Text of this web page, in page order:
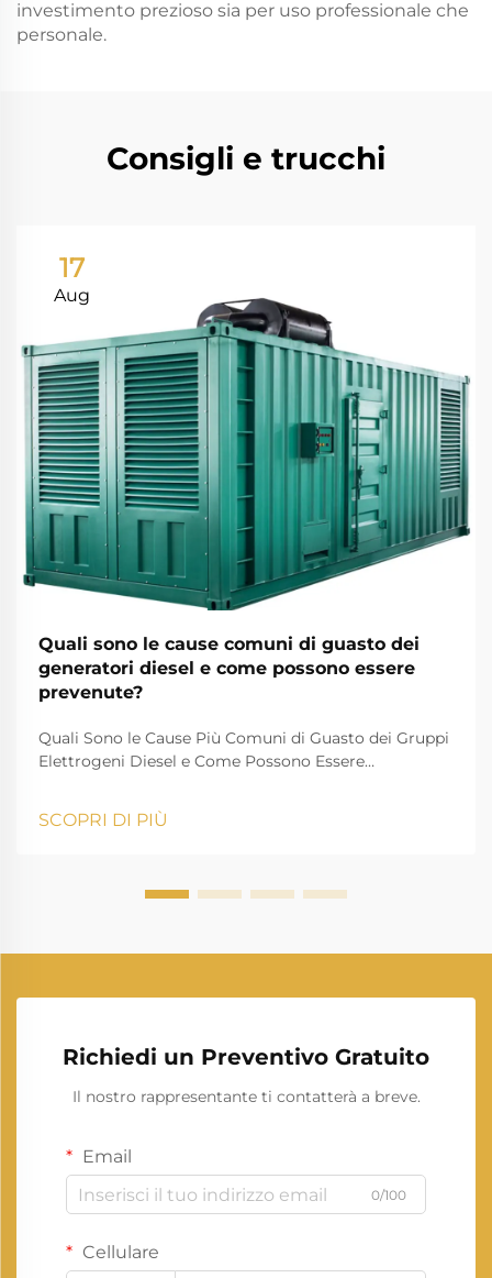
investimento prezioso sia per uso professionale che
personale.
Consigli e trucchi
17
Aug
Quali sono le cause comuni di guasto dei
generatori diesel e come possono essere
prevenute?
Quali Sono le Cause Più Comuni di Guasto dei Gruppi
Elettrogeni Diesel e Come Possono Essere
fonti più affidabili di energia di riserva e primaria
utilizzate nell'industria, negli edifici residenziali, nelle
SCOPRI DI PIÙ
Richiedi un Preventivo Gratuito
Il nostro rappresentante ti contatterà a breve.
Email
0/100
Cellulare